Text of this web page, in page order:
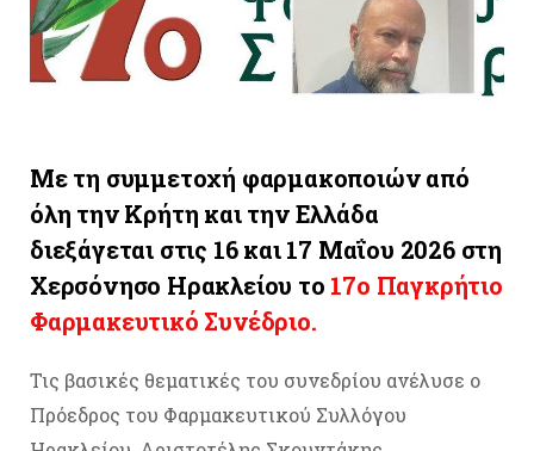
Με τη συμμετοχή φαρμακοποιών από
όλη την Κρήτη και την Ελλάδα
διεξάγεται στις 16 και 17 Μαΐου 2026 στη
Χερσόνησο Ηρακλείου το 17ο Παγκρήτιο
Φαρμακευτικό Συνέδριο.
Τις βασικές θεματικές του συνεδρίου ανέλυσε ο
Πρόεδρος του Φαρμακευτικού Συλλόγου